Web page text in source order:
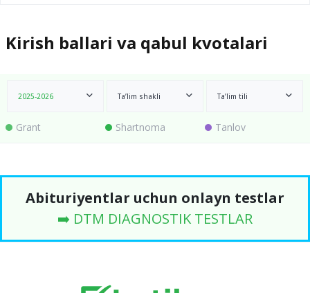
Kirish ballari va qabul kvotalari
2025-2026 Ta’lim shakli Ta’lim tili
Grant Shartnoma Tanlov
Abituriyentlar uchun onlayn testlar
➡️ DTM DIAGNOSTIK TESTLAR